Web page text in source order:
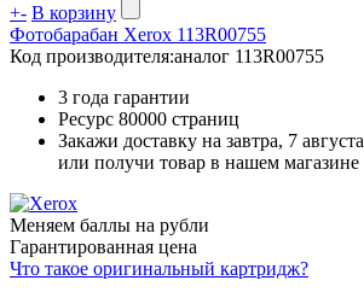
+- В корзину
Фотобарабан Xerox 113R00755
Код производителя:аналог 113R00755
3 года гарантии
Ресурс 80000 страниц
Закажи доставку на завтра, 7 августа
или получи товар в нашем магазине
Меняем баллы на рубли
Гарантированная цена
Что такое оригинальный картридж?